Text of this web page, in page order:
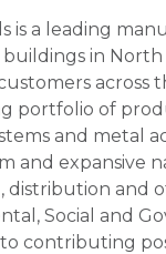
is a leading
in North
across
portfolio of
and metal
and expansive
and
Social and
contributing